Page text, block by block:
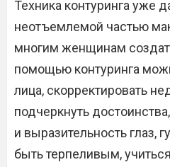
Техника контуринга уже
неотъемлемой частью
многим женщинам
помощью контуринга
лица, скорректировать
подчеркнуть
и выразительность глаз,
быть терпеливым,